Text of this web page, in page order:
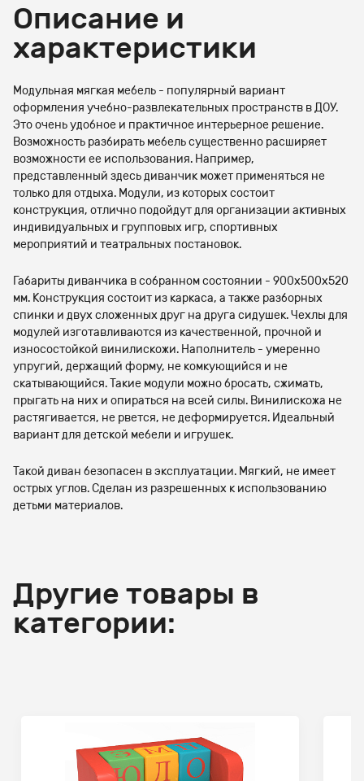
Описание и
характеристики
Модульная мягкая мебель - популярный вариант
оформления учебно-развлекательных пространств в ДОУ.
Это очень удобное и практичное интерьерное решение.
Возможность разбирать мебель существенно расширяет
возможности ее использования. Например,
представленный здесь диванчик может применяться не
только для отдыха. Модули, из которых состоит
конструкция, отлично подойдут для организации активных
индивидуальных и групповых игр, спортивных
мероприятий и театральных постановок.
Габариты диванчика в собранном состоянии - 900х500х520
мм. Конструкция состоит из каркаса, а также разборных
спинки и двух сложенных друг на друга сидушек. Чехлы для
модулей изготавливаются из качественной, прочной и
износостойкой винилискожи. Наполнитель - умеренно
упругий, держащий форму, не комкующийся и не
скатывающийся. Такие модули можно бросать, сжимать,
прыгать на них и опираться на всей силы. Винилискожа не
растягивается, не рвется, не деформируется. Идеальный
вариант для детской мебели и игрушек.
Такой диван безопасен в эксплуатации. Мягкий, не имеет
острых углов. Сделан из разрешенных к использованию
детьми материалов.
Другие товары в
категории: